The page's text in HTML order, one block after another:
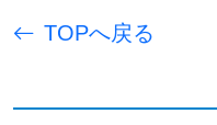
TOPへ戻る